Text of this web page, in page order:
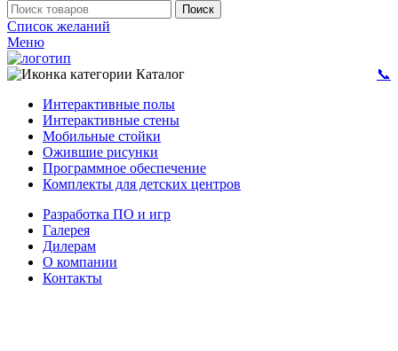
Поиск
Список желаний
Меню
📞
Каталог
Интерактивные полы
Интерактивные стены
Мобильные стойки
Ожившие рисунки
Программное обеспечение
Комплекты для детских центров
Разработка ПО и игр
Галерея
Дилерам
О компании
Контакты